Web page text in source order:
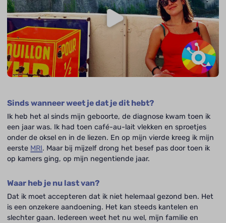
Sinds wanneer weet je dat je dit hebt?
Ik heb het al sinds mijn geboorte, de diagnose kwam toen ik
een jaar was. Ik had toen café-au-lait vlekken en sproetjes
onder de oksel en in de liezen. En op mijn vierde kreeg ik mijn
eerste MRI. Maar bij mijzelf drong het besef pas door toen ik
op kamers ging, op mijn negentiende jaar.
Waar heb je nu last van?
Dat ik moet accepteren dat ik niet helemaal gezond ben. Het
is een onzekere aandoening. Het kan steeds kantelen en
slechter gaan. Iedereen weet het nu wel, mijn familie en